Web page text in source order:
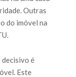
Outras
do imóvel na
decisivo é
Este